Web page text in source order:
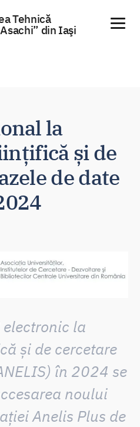
Tehnică
din Iaşi
la
și de
de date
la
și de cercetare
în 2024 se
noului
Anelis Plus de